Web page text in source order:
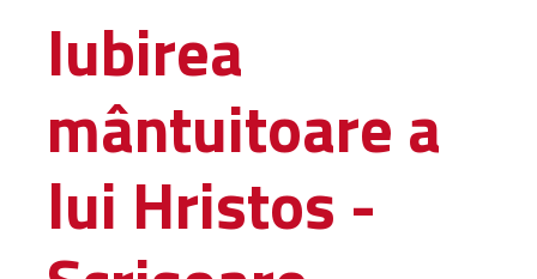
ISTORIC
ORGANIZAREA
ORGANIZAREA
Iubirea
mântuitoare a
lui Hristos -